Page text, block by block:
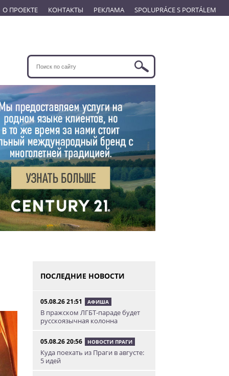
О ПРОЕКТЕ КОНТАКТЫ РЕКЛАМА SPOLUPRÁCE S PORTÁLEM
ПОСЛЕДНИЕ НОВОСТИ
05.08.26 21:51 АФИША
В пражском ЛГБТ-параде будет
русскоязычная колонна
05.08.26 20:56 НОВОСТИ ПРАГИ
Куда поехать из Праги в августе:
5 идей